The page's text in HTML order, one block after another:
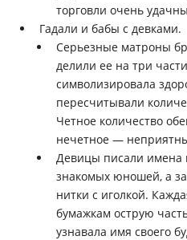
торговли очень
Гадали и бабы с девками.
Серьезные матроны
делили ее на три
символизировала
пересчитывали
Четное количество
нечетное —
Девицы писали имена
знакомых юношей, а
нитки с иголкой.
бумажкам острую
узнавала имя своего